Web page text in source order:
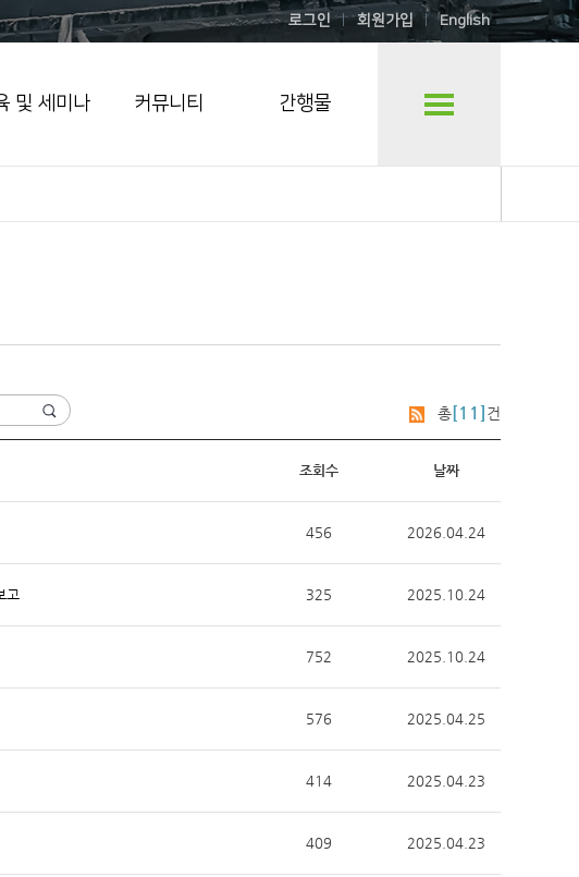
로그인 회원가입 English
및 세미나 커뮤니티 간행물
총[11]건
조회수 날짜
456 2026.04.24
고 325 2025.10.24
752 2025.10.24
576 2025.04.25
414 2025.04.23
409 2025.04.23